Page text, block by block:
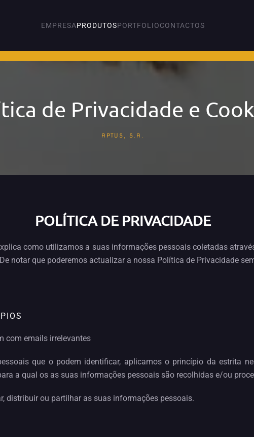
EMPRESAPRODUTOSPORTFOLIOCONTACTOS
de Privacidade e
APTUS, S.A.
POLÍTICA DE PRIVACIDADE
como utilizamos a suas informações pessoais coletadas
notar que poderemos actualizar a nossa Política de Privacidade
com emails irrelevantes
que o podem identificar, aplicamos o princípio da estrita
a qual os as suas informações pessoais são recolhidas e/ou
distribuir ou partilhar as suas informações pessoais.